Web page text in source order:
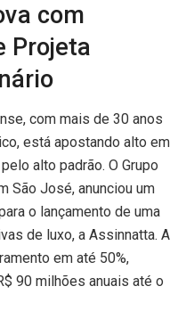
com
Projeta
com mais de 30 anos
está apostando alto em
alto padrão. O Grupo
São José, anunciou um
o lançamento de uma
de luxo, a Assinnatta. A
em até 50%,
90 milhões anuais até o